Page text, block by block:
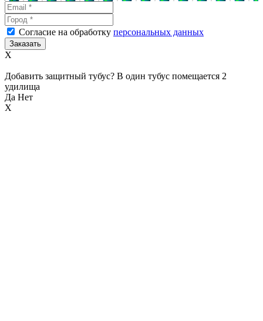
Согласие на обработку персональных данных
X
Добавить защитный тубус? В один тубус помещается 2
удилища
Да Нет
X